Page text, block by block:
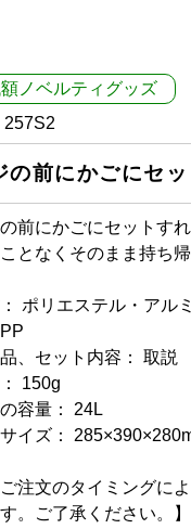
ノベルティグッズ
257S2
の前にかごにセッ
前にかごにセットす
となくそのまま持ち帰
ポリエステル・アル
、セット内容： 取説
150g
容量： 24L
イズ：
注文のタイミングに
。ご了承ください。】